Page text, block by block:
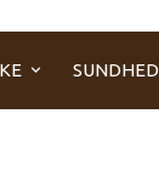
SUNDHED